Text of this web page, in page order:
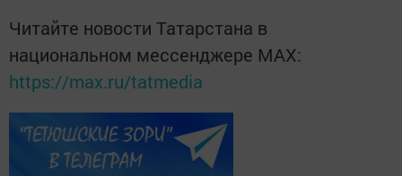
Читайте новости Татарстана в
национальном мессенджере MАХ:
https://max.ru/tatmedia